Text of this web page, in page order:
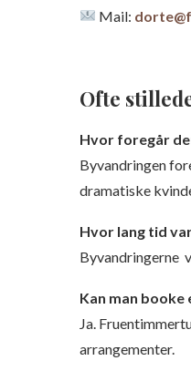
Mail:
Ofte
Hvor foregår
Byvandringen
dramatiske
Hvor lang tid
Byvandringerne
Kan man
Ja.
arrangementer.